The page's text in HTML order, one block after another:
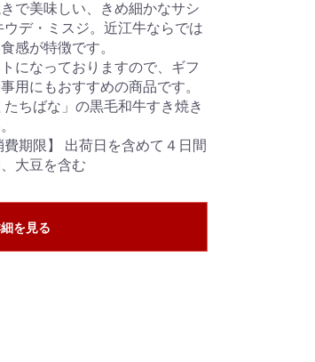
で美味しい、きめ細かなサシ
デ・ミスジ。近江牛ならでは
感が特徴です。
になっておりますので、ギフ
用にもおすすめの商品です。
たちばな」の黒毛和牛すき焼き
期限】 出荷日を含めて４日間
大豆を含む
を見る